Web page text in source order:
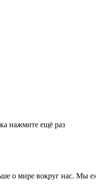
нажмите ещё раз
о мире вокруг нас.